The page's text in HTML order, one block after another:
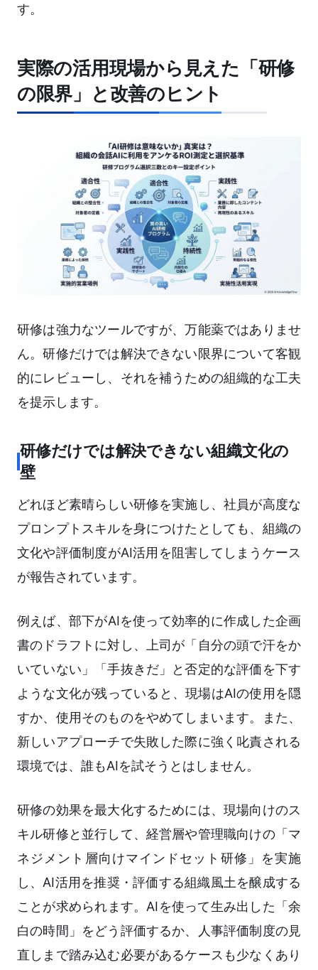
す。
実際の活用現場から見えた「研修
の限界」と改善のヒント
研修は強力なツールですが、万能薬ではありませ
ん。研修だけでは解決できない限界について客観
的にレビューし、それを補うための組織的な工夫
を提示します。
研修だけでは解決できない組織文化の
壁
どれほど素晴らしい研修を実施し、社員が高度な
プロンプトスキルを身につけたとしても、組織の
文化や評価制度がAI活用を阻害してしまうケース
が報告されています。
例えば、部下がAIを使って効率的に作成した企画
書のドラフトに対し、上司が「自分の頭で汗をか
いていない」「手抜きだ」と否定的な評価を下す
ような文化が残っていると、現場はAIの使用を隠
すか、使用そのものをやめてしまいます。また、
新しいアプローチで失敗した際に強く叱責される
環境では、誰もAIを試そうとはしません。
研修の効果を最大化するためには、現場向けのス
キル研修と並行して、経営層や管理職向けの「マ
ネジメント層向けマインドセット研修」を実施
し、AI活用を推奨・評価する組織風土を醸成する
ことが求められます。AIを使って生み出した「余
白の時間」をどう評価するか、人事評価制度の見
直しまで踏み込む必要があるケースも少なくあり